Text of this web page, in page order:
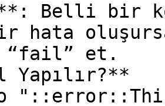
Belli bir
“fail” et.
Yapılır?**